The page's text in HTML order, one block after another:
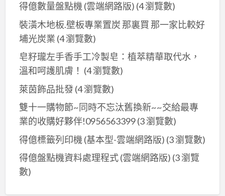
得億數量盤點機 (雲端網路版) (4 瀏覽數)
裝潢木地板.壁板專業置炭 那裏買 那一家比較好
埔光炭業 (4 瀏覽數)
皂籽瓏左手香手工冷製皂：植萃精華取代水，
溫和呵護肌膚！ (4 瀏覽數)
萊茵飾品批發(4 瀏覽數)
雙十一購物節~同時不忘汰舊換新~~交給最專
業的收購好夥伴!0956563399(3 瀏覽數)
得億標籤列印機 (基本型-雲端網路版) (3 瀏覽數)
得億盤點機資料處理程式 (雲端網路版) (3 瀏覽
數)